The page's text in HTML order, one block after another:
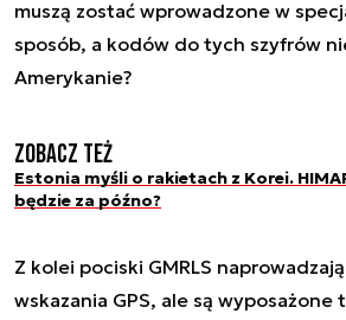
muszą zostać wprowadzone w
sposób, a kodów do tych szyfrów
Amerykanie?
Zobacz też
Estonia myśli o rakietach z Korei.
będzie za późno?
Z kolei pociski GMRLS
wskazania GPS, ale są wyposażone